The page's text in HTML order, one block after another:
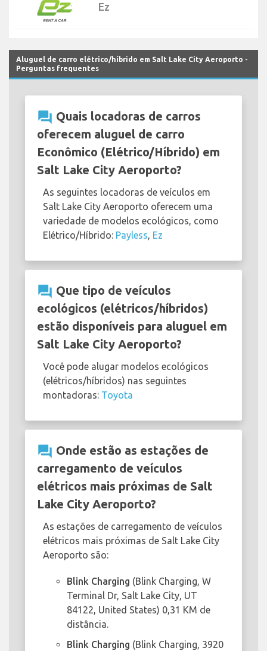
Ez
Aluguel de carro elétrico/híbrido em Salt Lake City Aeroporto -
Perguntas frequentes
question_answer Quais locadoras de carros
oferecem aluguel de carro
Econômico (Elétrico/Híbrido) em
Salt Lake City Aeroporto?
As seguintes locadoras de veículos em
Salt Lake City Aeroporto oferecem uma
variedade de modelos ecológicos, como
Elétrico/Híbrido: Payless, Ez
question_answer Que tipo de veículos
ecológicos (elétricos/híbridos)
estão disponíveis para aluguel em
Salt Lake City Aeroporto?
Você pode alugar modelos ecológicos
(elétricos/híbridos) nas seguintes
montadoras: Toyota
question_answer Onde estão as estações de
carregamento de veículos
elétricos mais próximas de Salt
Lake City Aeroporto?
As estações de carregamento de veículos
elétricos mais próximas de Salt Lake City
Aeroporto são:
Blink Charging (Blink Charging, W
Terminal Dr, Salt Lake City, UT
84122, United States) 0,31 KM de
distância.
Blink Charging (Blink Charging, 3920